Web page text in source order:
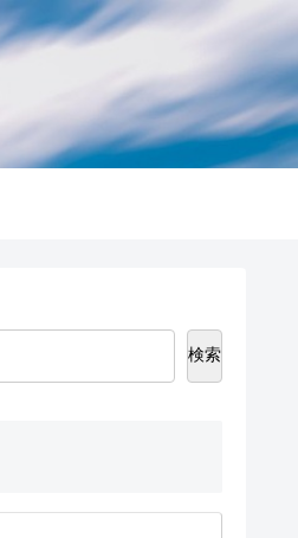
検索